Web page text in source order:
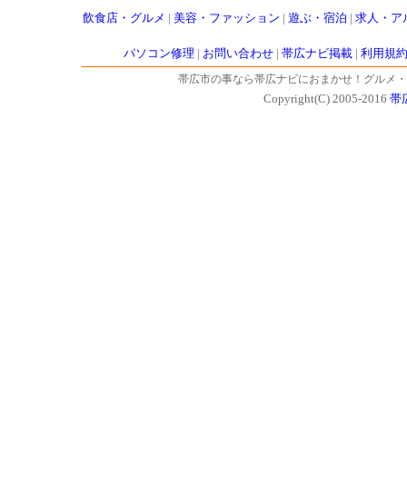
飲食店・グルメ 美容・ファッション 遊ぶ・宿泊 求人・ア
パソコン修理 お問い合わせ| 帯広ナビ掲載| 利用規約
帯広市の事なら帯広ナビにおまかせ！グルメ
Copyright(C) 2005-2016 帯